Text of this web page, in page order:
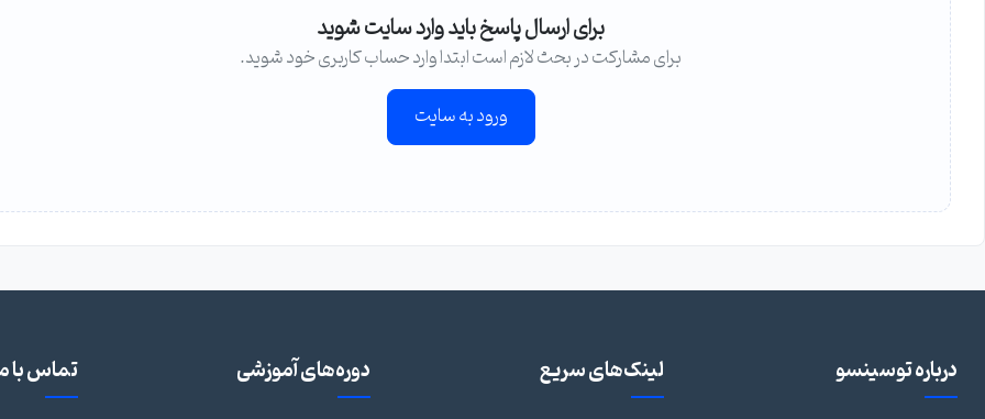
برای ارسال پاسخ باید وارد سایت شوید
برای مشارکت در بحث لازم است ابتدا وارد حساب کاربری خود شوید.
ورود به سایت
درباره توسینسو لینک‌های سریع دوره‌های آموزشی تماس با